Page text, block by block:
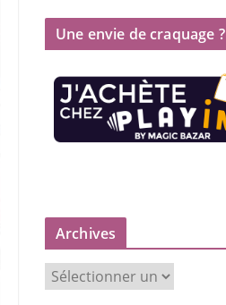
Une envie de craquage ?
Archives
r